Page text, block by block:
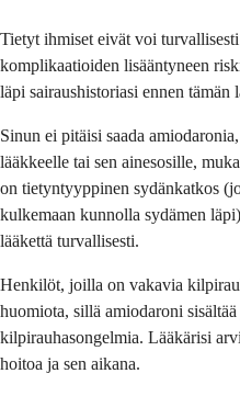
Tietyt ihmiset eivät voi
komplikaatioiden lisääntyneen
läpi sairaushistoriasi ennen tämän
Sinun ei pitäisi saada
lääkkeelle tai sen ainesosille,
on tietyntyyppinen sydänkatkos
kulkemaan kunnolla sydämen
lääkettä turvallisesti.
Henkilöt, joilla on vakavia
huomiota, sillä amiodaroni
kilpirauhasongelmia. Lääkärisi
hoitoa ja sen aikana.